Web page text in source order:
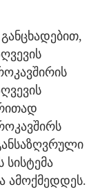
სისტემა
ამოქმედდეს.